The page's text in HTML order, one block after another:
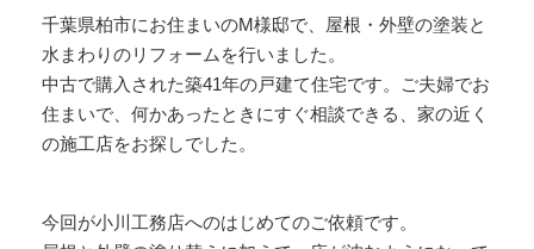
千葉県柏市にお住まいのM様邸で、屋根・外壁の塗装と
水まわりのリフォームを行いました。
中古で購入された築41年の戸建て住宅です。ご夫婦でお
住まいで、何かあったときにすぐ相談できる、家の近く
の施工店をお探しでした。
今回が小川工務店へのはじめてのご依頼です。